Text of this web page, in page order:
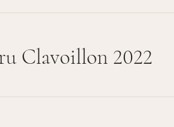
Clavoillon 2022